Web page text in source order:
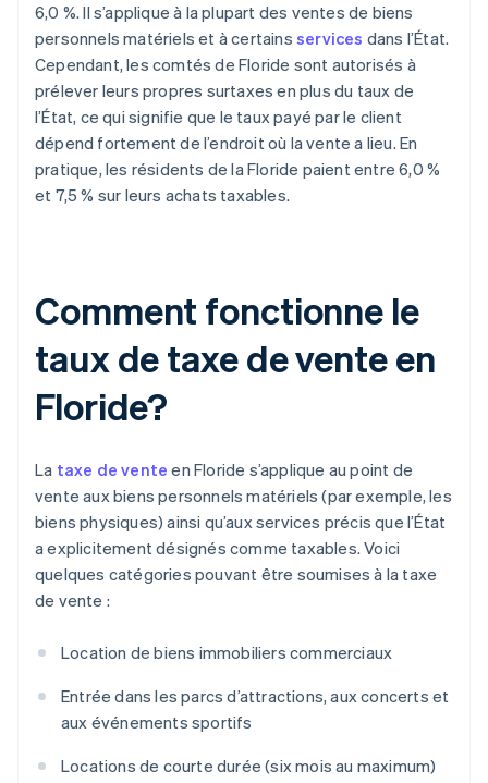
6,0 %. Il s’applique à la plupart des ventes de biens
personnels matériels et à certains services dans l’État.
Cependant, les comtés de Floride sont autorisés à
prélever leurs propres surtaxes en plus du taux de
l’État, ce qui signifie que le taux payé par le client
dépend fortement de l’endroit où la vente a lieu. En
pratique, les résidents de la Floride paient entre 6,0 %
et 7,5 % sur leurs achats taxables.
Comment fonctionne le
taux de taxe de vente en
Floride?
La taxe de vente en Floride s’applique au point de
vente aux biens personnels matériels (par exemple, les
biens physiques) ainsi qu’aux services précis que l’État
a explicitement désignés comme taxables. Voici
quelques catégories pouvant être soumises à la taxe
de vente :
Location de biens immobiliers commerciaux
Entrée dans les parcs d’attractions, aux concerts et
aux événements sportifs
Locations de courte durée (six mois au maximum)